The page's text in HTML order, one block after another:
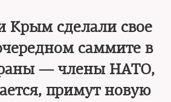
Крым сделали свое
саммите в
— члены НАТО,
примут новую